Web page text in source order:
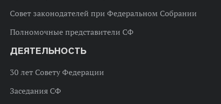
Совет законодателей при Федеральном Собрании
Полномочные представители СФ
ДЕЯТЕЛЬНОСТЬ
30 лет Совету Федерации
Заседания СФ